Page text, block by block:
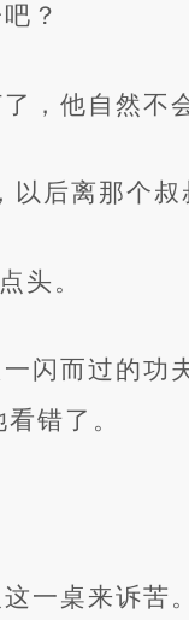
？
，他自然不
后离那个叔
头。
闪而过的功
错了。
一桌来诉苦。